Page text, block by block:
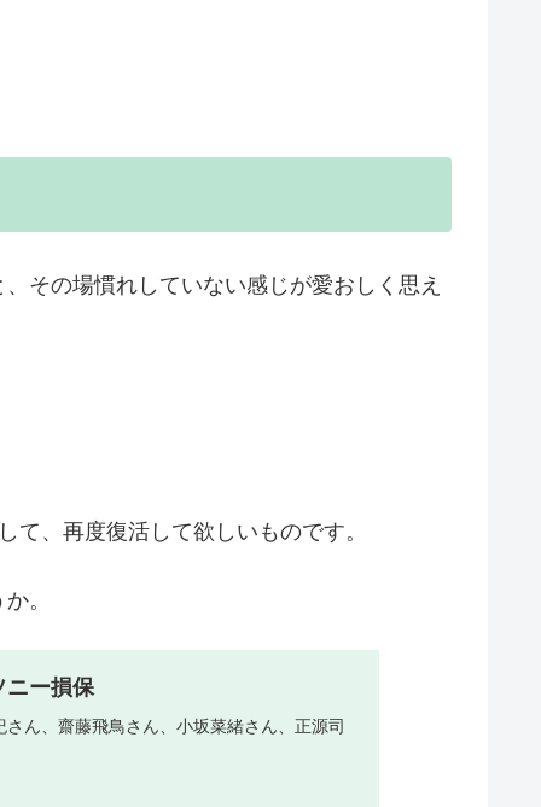
その場慣れしていない感じが愛おしく思え
、再度復活して欲しいものです。
。
ニー損保
ん、齋藤飛鳥さん、小坂菜緒さん、正源司